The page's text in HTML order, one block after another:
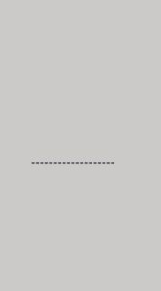
-------------------